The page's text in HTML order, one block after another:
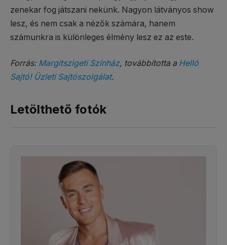
zenekar fog játszani nekünk. Nagyon látványos show
lesz, és nem csak a nézők számára, hanem
számunkra is különleges élmény lesz ez az este.
Forrás: Margitszigeti Színház, továbbította a Helló
Sajtó! Üzleti Sajtószolgálat.
Letölthető fotók